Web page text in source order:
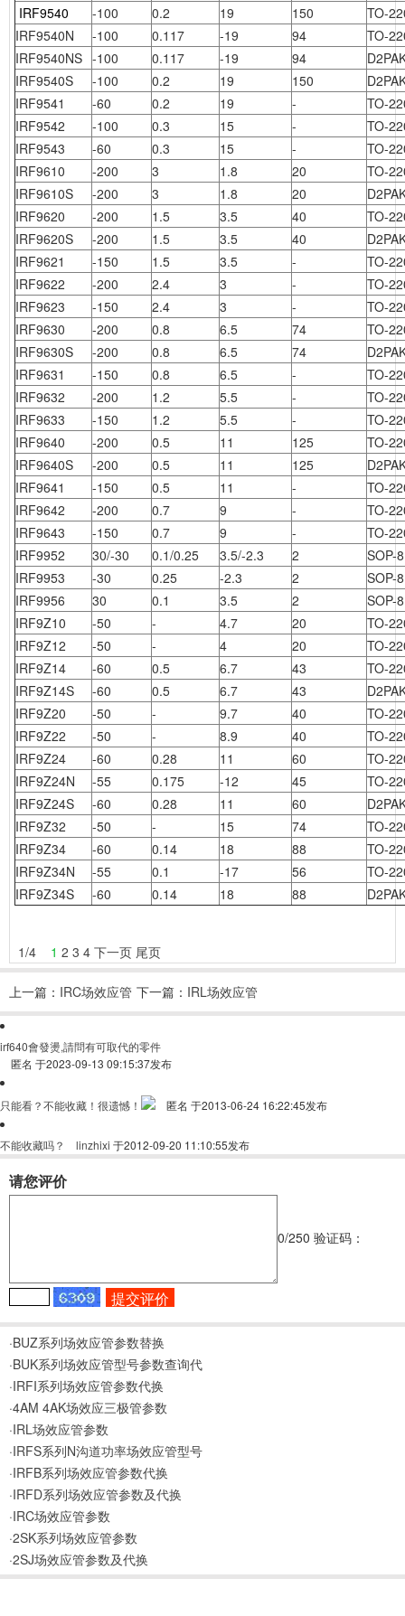
IRF9540
-100 0.2 19 150
TO-
IRF9540N
-100 0.117 -19 94
TO-
IRF9540NS -100 0.117 -19 94
IRF9540S
-100 0.2 19 150
IRF9541
-60 0.2 19 -
TO-
IRF9542
-100 0.3 15 -
TO-
IRF9543
-60 0.3 15 -
TO-
IRF9610
-200 3 1.8 20
TO-
IRF9610S
-200 3 1.8 20
IRF9620
-200 1.5 3.5 40
TO-
IRF9620S
-200 1.5 3.5 40
IRF9621
-150 1.5 3.5 -
TO-
IRF9622
-200 2.4 3 -
TO-
IRF9623
-150 2.4 3 -
TO-
IRF9630
-200 0.8 6.5 74
TO-
IRF9630S
-200 0.8 6.5 74
IRF9631
-150 0.8 6.5 -
TO-
IRF9632
-200 1.2 5.5 -
TO-
IRF9633
-150 1.2 5.5 -
TO-
IRF9640
-200 0.5 11 125
TO-
IRF9640S
-200 0.5 11 125
IRF9641
-150 0.5 11 -
TO-
IRF9642
-200 0.7 9 -
TO-
IRF9643
-150 0.7 9 -
TO-
IRF9952
30/-30 0.1/0.25 3.5/-2.3 2
SOP-
IRF9953
-30 0.25 -2.3 2
SOP-
IRF9956
30 0.1 3.5 2
SOP-
IRF9Z10
-50 - 4.7 20
TO-
IRF9Z12
-50 - 4 20
TO-
IRF9Z14
-60 0.5 6.7 43
TO-
IRF9Z14S
-60 0.5 6.7 43
IRF9Z20
-50 - 9.7 40
TO-
IRF9Z22
-50 - 8.9 40
TO-
IRF9Z24
-60 0.28 11 60
TO-
IRF9Z24N
-55 0.175 -12 45
TO-
IRF9Z24S
-60 0.28 11 60
IRF9Z32
-50 - 15 74
TO-
IRF9Z34
-60 0.14 18 88
TO-
IRF9Z34N
-55 0.1 -17 56
TO-
IRF9Z34S
-60 0.14 18 88
1/4 1 2 3 4 下一页 尾页
上一篇： IRC场效应管 下一篇： IRL场效应管
irf640會發燙,請問有可取代的零件
匿名 于2023-09-13 09:15:37发布
只能看？不能收藏！很遗憾！ 匿名 于2013-06-24 16:22:45发布
不能收藏吗？ linzhixi 于2012-09-20 11:10:55发布
请您评价
0/250 验证码：
·BUZ系列场效应管参数替换
·BUK系列场效应管型号参数查询代
·IRFI系列场效应管参数代换
·4AM 4AK场效应三极管参数
·IRL场效应管参数
·IRFS系列N沟道功率场效应管型号
·IRFB系列场效应管参数代换
·IRFD系列场效应管参数及代换
·IRC场效应管参数
·2SK系列场效应管参数
·2SJ场效应管参数及代换